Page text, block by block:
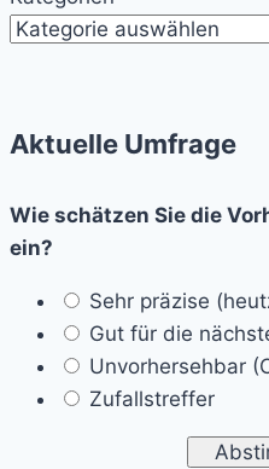
Aktuelle Umfrage
Wie schätzen Sie die
ein?
Sehr präzise
Gut für die
Unvorhersehbar
Zufallstreffer